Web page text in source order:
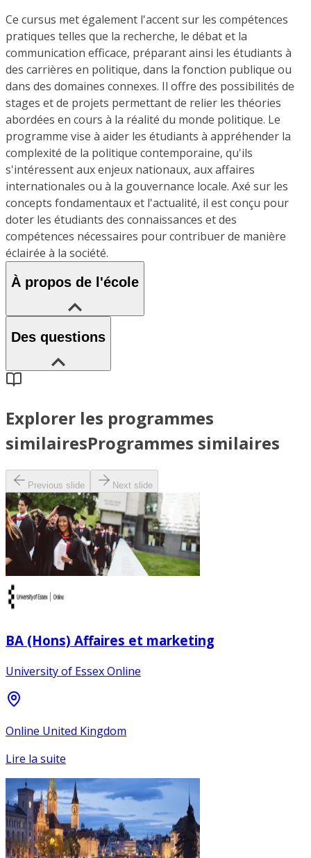
Ce cursus met également l'accent sur les compétences
pratiques telles que la recherche, le débat et la
communication efficace, préparant ainsi les étudiants à
des carrières en politique, dans la fonction publique ou
dans des domaines connexes. Il offre des possibilités de
stages et de projets permettant de relier les théories
abordées en cours à la réalité du monde politique. Le
programme vise à aider les étudiants à appréhender la
complexité de la politique contemporaine, qu'ils
s'intéressent aux enjeux nationaux, aux affaires
internationales ou à la gouvernance locale. Axé sur les
concepts fondamentaux et l'actualité, il est conçu pour
doter les étudiants des connaissances et des
compétences nécessaires pour contribuer de manière
éclairée à la société.
À propos de l'école
Des questions
Explorer les programmes
similairesProgrammes similaires
Previous slide Next slide
BA (Hons) Affaires et marketing
University of Essex Online
Online United Kingdom
Lire la suite